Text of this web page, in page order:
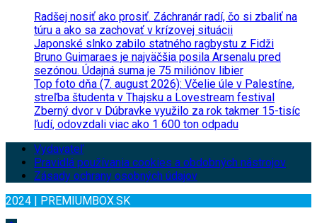
Radšej nosiť ako prosiť. Záchranár radí, čo si zbaliť na
túru a ako sa zachovať v krízovej situácii
Japonské slnko zabilo statného ragbystu z Fidži
Bruno Guimaraes je najväčšia posila Arsenalu pred
sezónou. Údajná suma je 75 miliónov libier
Top foto dňa (7. august 2026): Včelie úle v Palestíne,
streľba študenta v Thajsku a Lovestream festival
Zberný dvor v Dúbravke využilo za rok takmer 15-tisíc
ľudí, odovzdali viac ako 1 600 ton odpadu
Vydavateľ
Pravidlá používania cookies a obdobných nástrojov
Zásady ochrany osobných údajov
2024 | PREMIUMBOX.SK